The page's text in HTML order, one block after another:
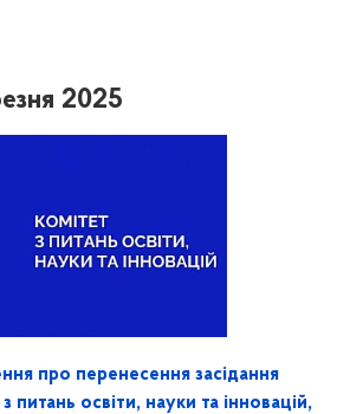
2025
про перенесення засідання
питань освіти, науки та інновацій,